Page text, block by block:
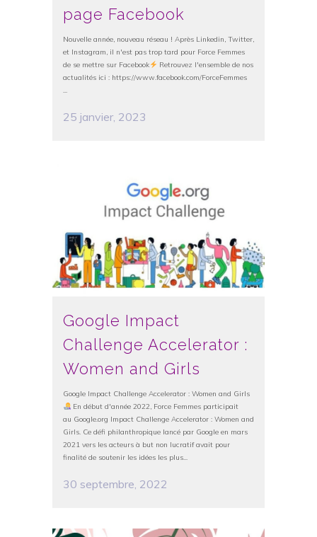
page Facebook
Nouvelle année, nouveau réseau ! Après Linkedin, Twitter,
et Instagram, il n'est pas trop tard pour Force Femmes
de se mettre sur Facebook
Retrouvez l'ensemble de nos
actualités ici : https://www.facebook.com/ForceFemmes
...
25 janvier, 2023
Google Impact
Challenge Accelerator :
Women and Girls
Google Impact Challenge Accelerator : Women and Girls
​​ En début d'année 2022, Force Femmes participait
au Google.org Impact Challenge Accelerator : Women and
Girls. Ce défi philanthropique lancé par Google en mars
2021 vers les acteurs à but non lucratif avait pour
finalité de soutenir les idées les plus...
30 septembre, 2022